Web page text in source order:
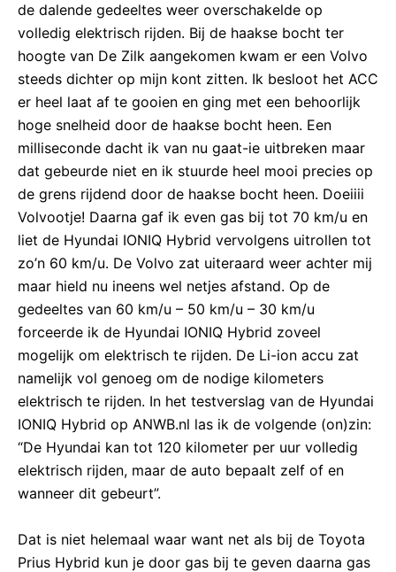
de dalende gedeeltes weer overschakelde op
volledig elektrisch rijden. Bij de haakse bocht ter
hoogte van De Zilk aangekomen kwam er een Volvo
steeds dichter op mijn kont zitten. Ik besloot het ACC
er heel laat af te gooien en ging met een behoorlijk
hoge snelheid door de haakse bocht heen. Een
milliseconde dacht ik van nu gaat-ie uitbreken maar
dat gebeurde niet en ik stuurde heel mooi precies op
de grens rijdend door de haakse bocht heen. Doeiiii
Volvootje! Daarna gaf ik even gas bij tot 70 km/u en
liet de Hyundai IONIQ Hybrid vervolgens uitrollen tot
zo’n 60 km/u. De Volvo zat uiteraard weer achter mij
maar hield nu ineens wel netjes afstand. Op de
gedeeltes van 60 km/u – 50 km/u – 30 km/u
forceerde ik de Hyundai IONIQ Hybrid zoveel
mogelijk om elektrisch te rijden. De Li-ion accu zat
namelijk vol genoeg om de nodige kilometers
elektrisch te rijden. In het testverslag van de Hyundai
IONIQ Hybrid op ANWB.nl las ik de volgende (on)zin:
“De Hyundai kan tot 120 kilometer per uur volledig
elektrisch rijden, maar de auto bepaalt zelf of en
wanneer dit gebeurt”.
Dat is niet helemaal waar want net als bij de Toyota
Prius Hybrid kun je door gas bij te geven daarna gas